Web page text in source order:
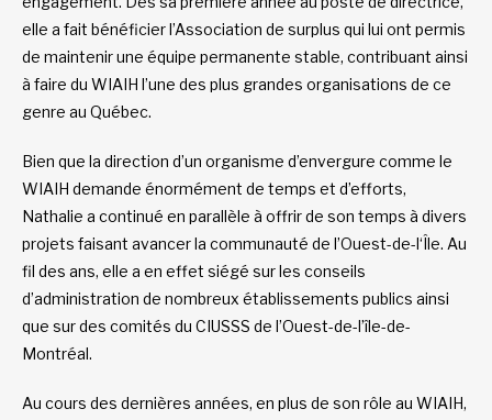
elle a fait bénéficier l’Association de surplus qui lui ont permis
de maintenir une équipe permanente stable, contribuant ainsi
à faire du WIAIH l’une des plus grandes organisations de ce
genre au Québec.
Bien que la direction d’un organisme d’envergure comme le
WIAIH demande énormément de temps et d’efforts,
Nathalie a continué en parallèle à offrir de son temps à divers
projets faisant avancer la communauté de l’Ouest-de-l‘Île. Au
fil des ans, elle a en effet siégé sur les conseils
d’administration de nombreux établissements publics ainsi
que sur des comités du CIUSSS de l’Ouest-de-l’île-de-
Montréal.
Au cours des dernières années, en plus de son rôle au WIAIH,